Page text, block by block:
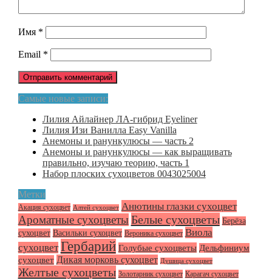
Имя *
Email *
Самые новые записи:
Лилия Айлайнер ЛА-гибрид Eyeliner
Лилия Изи Ванилла Easy Vanilla
Анемоны и ранункулюсы — часть 2
Анемоны и ранункулюсы — как выращивать
правильно, изучаю теорию, часть 1
Набор плоских сухоцветов 0043025004
Метки
Акация сухоцвет Алтей сухоцвет Анютины глазки сухоцвет
Ароматные сухоцветы Белые сухоцветы Берёза
сухоцвет Васильки сухоцвет Вероника сухоцвет Виола
сухоцвет Гербарий Голубые сухоцветы Дельфиниум
сухоцвет Дикая морковь сухоцвет Душица сухоцвет
Желтые сухоцветы Золотарник сухоцвет Карагач сухоцвет